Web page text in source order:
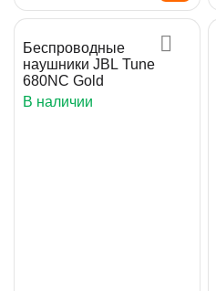
Беспроводные
наушники JBL Tune
680NC Gold
В наличии